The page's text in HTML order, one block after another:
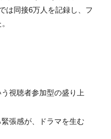
は同接6万人を記録し、フ
視聴者参加型の盛り上
張感が、ドラマを生む